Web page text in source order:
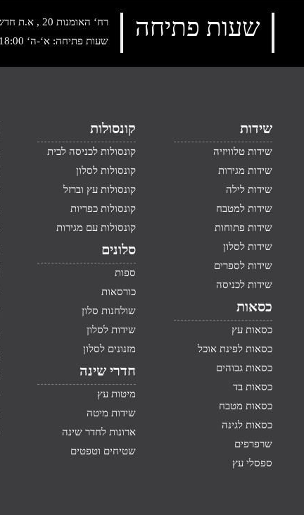
רח‘ האומנות 20 , א.ת חדש נתניה, טלפון:
שעות פתיחה: א‘-ה‘ 10:00-18:00 , שישי: 9:00-14:00
שעות פתיחה
שידות
שידות טלוויזיה
שידות מגירות
שידות לילה
שידות למטבח
שידות פתוחות
שידות לסלון
שידות לספרים
שידות לכניסה
כסאות
כסאות עץ
כסאות לפינת אוכל
כסאות גבוהים
כסאות בד
כסאות מטבח
כסאות לגינה
שרפרפים
ספסלי עץ
קונסולות
קונסולות לכניסה לבית
קונסולות לסלון
קונסולות עץ וברזל
קונסולות כפריות
קונסולות עם מגירות
סלונים
ספות
כורסאות
שולחנות סלון
שידות לסלון
מזנונים לסלון
חדרי שינה
מיטות עץ
שידות מיטה
ארונות לחדר שינה
שטיחים וטפטים